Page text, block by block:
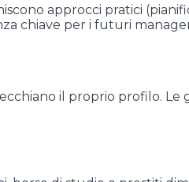
approcci pratici
chiave per i futuri
il proprio profilo.